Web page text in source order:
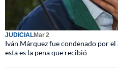
JUDICIALMar 2
Iván Márquez fue condenado por
esta es la pena que recibió